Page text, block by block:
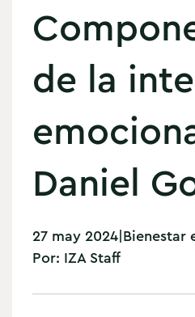
de la
Daniel
27 may 2024|Bienestar
Por: IZA Staff